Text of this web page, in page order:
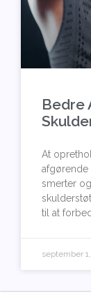
Bedre
At
afgørende
smerter
til at
september